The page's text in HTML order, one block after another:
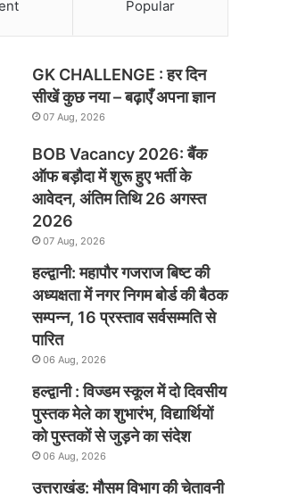
Popular
GK CHALLENGE : हर दिन
सीखें कुछ नया – बढ़ाएँ अपना ज्ञान
07 Aug, 2026
BOB Vacancy 2026: बैंक
ऑफ बड़ौदा में शुरू हुए भर्ती के
आवेदन, अंतिम तिथि 26 अगस्त
2026
07 Aug, 2026
हल्द्वानी: महापौर गजराज बिष्ट की
अध्यक्षता में नगर निगम बोर्ड की बैठक
सम्पन्न, 16 प्रस्ताव सर्वसम्मति से
पारित
06 Aug, 2026
हल्द्वानी : विज्डम स्कूल में दो दिवसीय
पुस्तक मेले का शुभारंभ, विद्यार्थियों
को पुस्तकों से जुड़ने का संदेश
06 Aug, 2026
उत्तराखंड: मौसम विभाग की चेतावनी